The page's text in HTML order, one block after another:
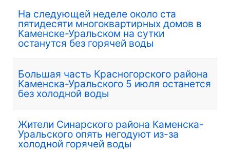
На следующей неделе около ста
пятидесяти многоквартирных домов в
Каменске-Уральском на сутки
останутся без горячей воды
Большая часть Красногорского района
Каменска-Уральского 5 июля останется
без холодной воды
Жители Синарского района Каменска-
Уральского опять негодуют из-за
холодной горячей воды